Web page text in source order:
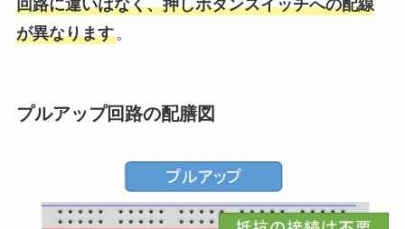
回路に違いはなく、押しボタンスイッチへの配線
が異なります。
プルアップ回路の配膳図